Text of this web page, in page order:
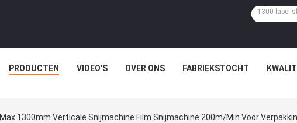
PRODUCTEN VIDEO'S OVER ONS FABRIEKSTOCHT
Max 1300mm Verticale Snijmachine Film Snijmachine 200m/Min Voor